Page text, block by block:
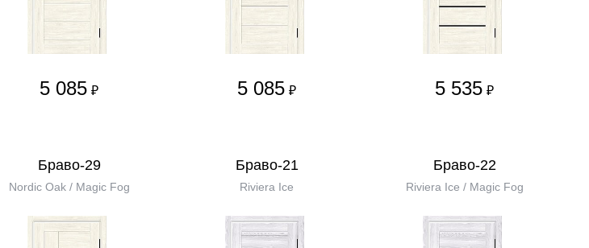
5 085 ₽ 5 085 ₽ 5 535 ₽
Браво-29
Nordic Oak / Magic Fog
Браво-21
Riviera Ice
Браво-22
Riviera Ice / Magic Fog